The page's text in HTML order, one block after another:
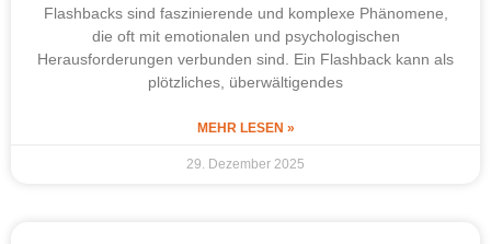
Flashbacks sind faszinierende und komplexe Phänomene,
die oft mit emotionalen und psychologischen
Herausforderungen verbunden sind. Ein Flashback kann als
plötzliches, überwältigendes
MEHR LESEN »
29. Dezember 2025